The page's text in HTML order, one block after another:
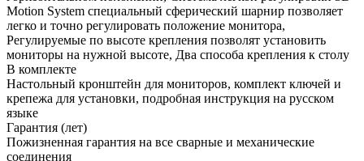
Motion System специальный сферический шарнир позволяет
легко и точно регулировать положение монитора,
Регулируемые по высоте крепления позволят установить
мониторы на нужной высоте, Два способа крепления к столу
В комплекте
Настольный кронштейн для мониторов, комплект ключей и
крепежа для установки, подробная инструкция на русском
языке
Гарантия (лет)
Пожизненная гарантия на все сварные и механические
соединения